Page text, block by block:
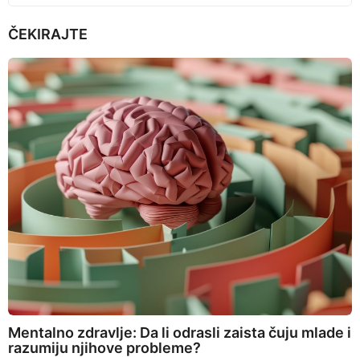
ČEKIRAJTE
Mentalno zdravlje: Da li odrasli zaista čuju mlade i
razumiju njihove probleme?